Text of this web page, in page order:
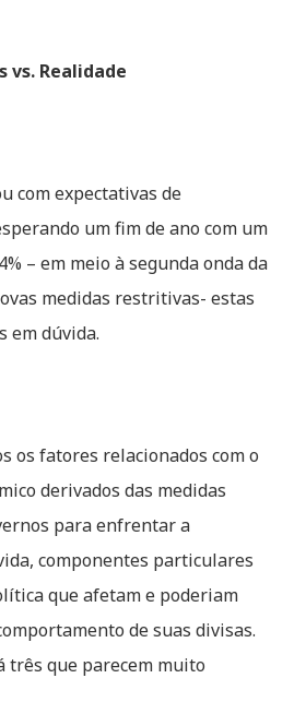
vs. Realidade
com expectativas de
um fim de ano com um
– em meio à segunda onda da
medidas restritivas- estas
em dúvida.
os fatores relacionados com o
derivados das medidas
para enfrentar a
componentes particulares
que afetam e poderiam
de suas divisas.
três que parecem muito